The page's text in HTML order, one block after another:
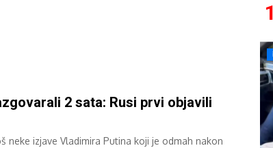
2 sata: Rusi prvi objavili
neke izjave Vladimira Putina koji je odmah nakon